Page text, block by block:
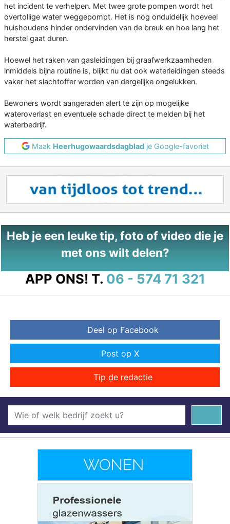
het incident te verhelpen. Met twee grote pompen wordt het
overtollige water weggepompt. Het is nog onduidelijk hoeveel
huishoudens hinder ondervinden van de breuk en hoe lang het
herstel gaat duren.
Hoewel het raken van gasleidingen bij graafwerkzaamheden
inmiddels bijna routine is, blijkt nu dat ook waterleidingen steeds
vaker het slachtoffer worden van dergelijke ongelukken.
Bewoners wordt aangeraden alert te zijn op mogelijke
wateroverlast en eventuele schade direct te melden bij het
waterbedrijf.
Maak Heerhugowaardsdagbladje Google-favoriet
Heb je een leuke tip, foto of video die je
met ons wilt delen?
APP ONS! T. 06 - 574 71 321
Deel op Facebook
Post op X
Tip de redactie